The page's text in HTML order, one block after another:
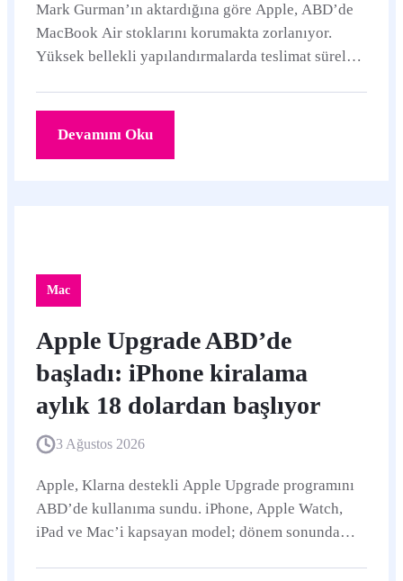
Mark Gurman’ın aktardığına göre Apple, ABD’de
MacBook Air stoklarını korumakta zorlanıyor.
Yüksek bellekli yapılandırmalarda teslimat süreleri
Devamını Oku
Mac
Apple Upgrade ABD’de
başladı: iPhone kiralama
aylık 18 dolardan başlıyor
3 Ağustos 2026
Apple, Klarna destekli Apple Upgrade programını
ABD’de kullanıma sundu. iPhone, Apple Watch,
iPad ve Mac’i kapsayan model; dönem sonunda